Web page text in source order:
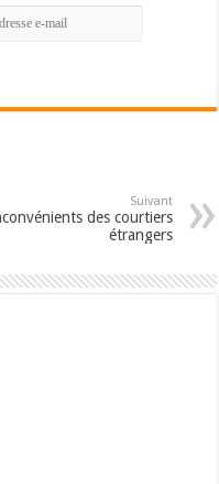
Suivant
des courtiers
étrangers